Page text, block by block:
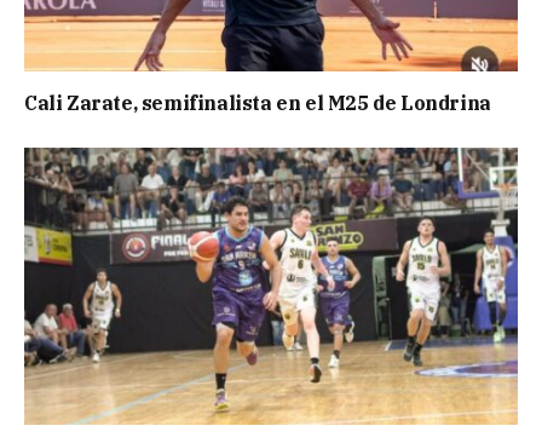
Cali Zarate, semifinalista en el M25 de Londrina